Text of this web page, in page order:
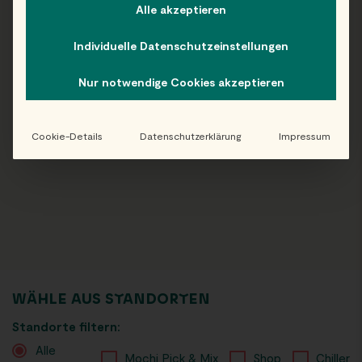
WÄHLE AUS STANDORTEN
Standorte filtern:
Alle
Mochi Pick & Mix Shop Chiller
Alle akzeptieren
Individuelle Datenschutzeinstellungen
Nur notwendige Cookies akzeptieren
Cookie-Details Datenschutzerklärung Impressum